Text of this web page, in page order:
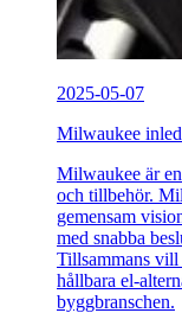
2025-05-07
Milwaukee
Milwaukee är
och tillbehör.
gemensam
med snabba
Tillsammans vill
hållbara el-
byggbranschen.